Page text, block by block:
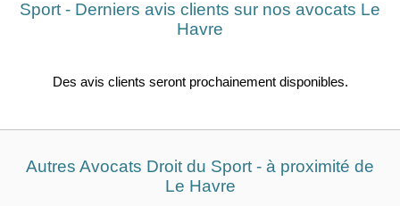
Sport - Derniers avis clients sur nos avocats Le
Havre
Des avis clients seront prochainement disponibles.
Autres Avocats Droit du Sport - à proximité de
Le Havre